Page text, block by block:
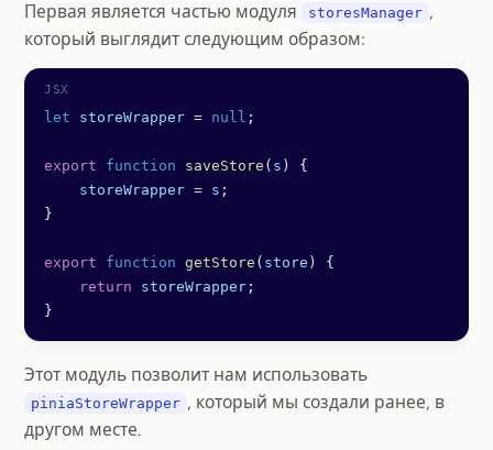
Первая является частью модуля storesManager ,
который выглядит следующим образом:
let storeWrapper = null ;
export function saveStore ( s ) {
    storeWrapper
= s ;
}
export function getStore ( store ) {
    return
storeWrapper ;
}
Этот модуль позволит нам использовать
piniaStoreWrapper , который мы создали ранее, в
другом месте.